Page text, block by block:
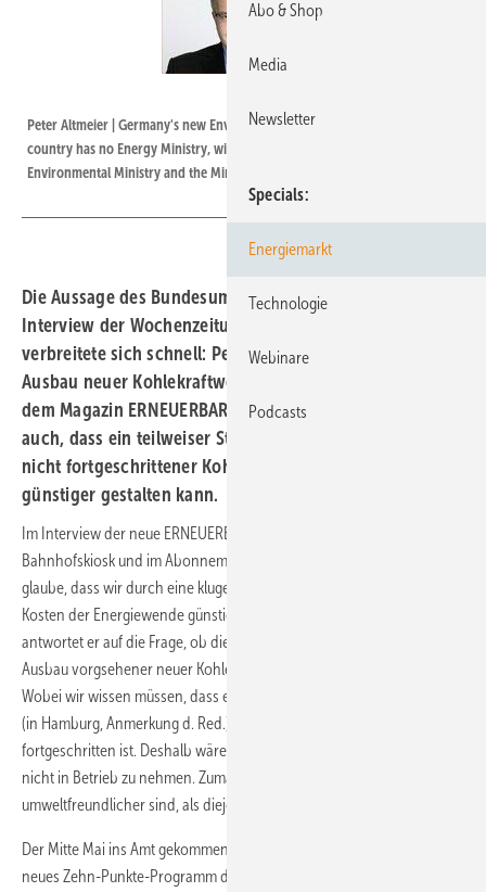
Peter Altmeier | Germany's new Environmental Minister Peter Altmeier. The
country has no Energy Ministry, with energy issues negotiated between the
Environmental Ministry and the Ministry of Industry.
Die Aussage des Bundesumweltministers aus einem
Interview der Wochenzeitung Die Zeit von voriger Woche
verbreitete sich schnell: Peter Altmaier unterstützt den
Ausbau neuer Kohlekraftwerke. Doch im Gespräch mit
dem Magazin ERNEUERBARE ENERGIEN sagt Altmaier
auch, dass ein teilweiser Stopp der Ausbaupläne noch
nicht fortgeschrittener Kohlemeiler die Energiewende
günstiger gestalten kann.
Im Interview der neue ERNEUERBARE ENERGIEN
Bahnhofskiosk und im Abonnement erscheint, sagt Altmaier: "Ich
glaube, dass wir durch eine kluge Abstimmung der Kapazitäten die
Kosten der Energiewende günstiger gestalten können." Dann
antwortet er auf die Frage, ob dies auch einen teilweisen Stopp beim
Ausbau vorgsehener neuer Kohlekraftwerkskapazitäten bedeute: "Ja.
Wobei wir wissen müssen, dass es Kohlekraftwerke gibt wie Moorburg
(in Hamburg, Anmerkung d. Red.), wo der Ausbau schon sehr weit
fortgeschritten ist. Deshalb wäre es völlig falsch, diese Kraftwerke
nicht in Betrieb zu nehmen. Zumal sie in aller Regel wesentlich
umweltfreundlicher sind, als diejenigen Kraftwerke, die sie ersetzen."
Der Mitte Mai ins Amt gekommene Umweltminister hatte Ende Mai ein
neues Zehn-Punkte-Programm der Energiewende seines Ministeriums
Abo & Shop
Media
Newsletter
Specials
Energiemarkt
Technologie
Webinare
Podcasts